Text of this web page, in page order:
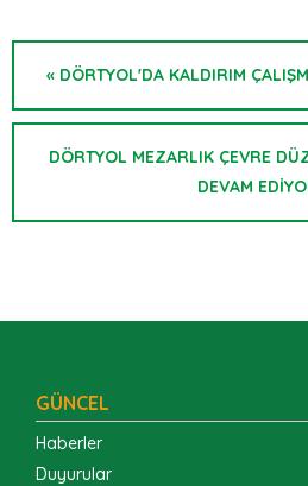
« DÖRTYOL'DA KALDIRIM
DÖRTYOL MEZARLIK ÇEVRE
DEVAM
GÜNCEL
Haberler
Duyurular